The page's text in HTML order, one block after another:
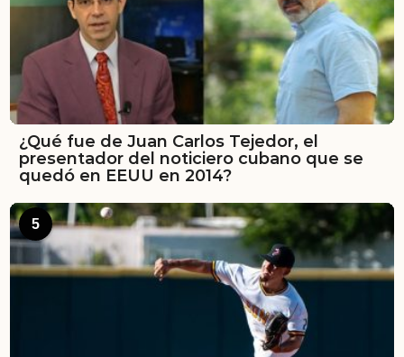
¿Qué fue de Juan Carlos Tejedor, el
presentador del noticiero cubano que se
quedó en EEUU en 2014?
5